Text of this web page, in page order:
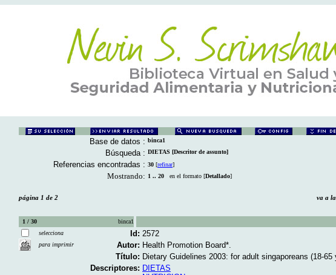
Base de datos : binca1
Búsqueda : DIETAS [Descritor de assunto]
Referencias encontradas : 30 [refinar]
Mostrando: 1 .. 20 en el formato [Detallado]
página 1 de 2 va a
1 / 30
binca1
selecciona
para imprimir
Id: 2572
Autor: Health Promotion Board*.
Título: Dietary Guidelines 2003: for adult singaporeans (18-65
Descriptores: DIETAS